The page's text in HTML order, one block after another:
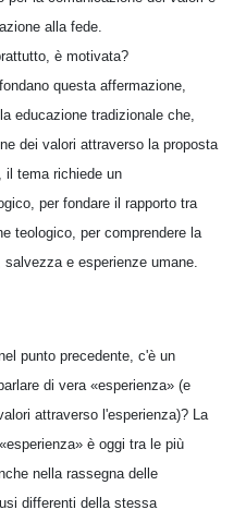
alla fede.
è motivata?
questa affermazione,
educazione tradizionale che,
dei valori attraverso la proposta
il tema richiede un
per fondare il rapporto tra
teologico, per comprendere la
e esperienze umane.
punto precedente, c'è un
di vera «esperienza» (e
attraverso l'esperienza)? La
è oggi tra le più
nella rassegna delle
differenti della stessa